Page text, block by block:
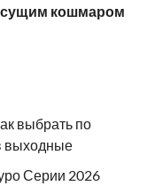
сущим кошмаром
выбрать по
выходные
Серии 2026